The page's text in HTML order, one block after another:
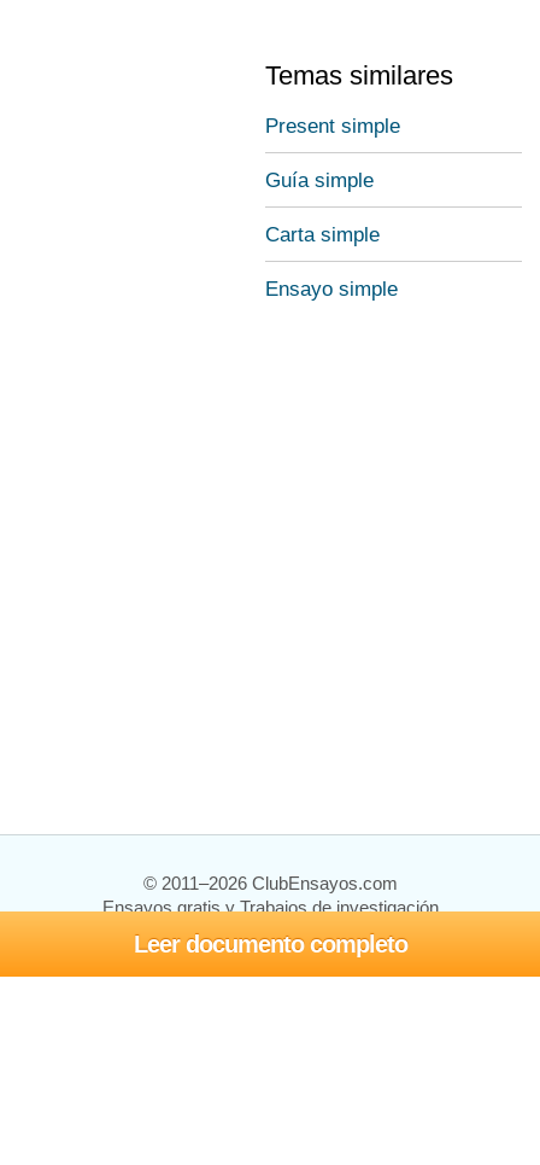
Leer documento completo
Temas similares
Present simple
Guía simple
Carta simple
Ensayo simple
© 2011–2026 ClubEnsayos.com
Ensayos gratis y Trabajos de investigación